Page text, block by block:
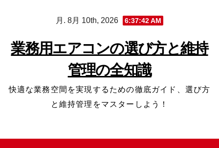
プ
月. 8月 10th, 2026 6:37:43 AM
業務用エアコンの選び方と維持
管理の全知識
快適な業務空間を実現するための徹底ガイド、選び方
と維持管理をマスターしよう！